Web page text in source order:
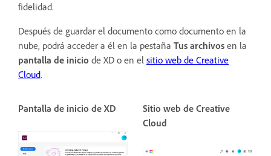
fidelidad.
Después de guardar el documento como documento en la
nube, podrá acceder a él en la pestaña Tus archivos en la
pantalla de inicio de XD o en el sitio web de Creative
Cloud.
Pantalla de inicio de XD
Sitio web de Creative
Cloud